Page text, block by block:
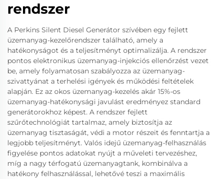
rendszer
A Perkins Silent Diesel Generátor szívében egy fejlett
üzemanyag-kezelőrendszer található, amely a
hatékonyságot és a teljesítményt optimalizálja. A rendszer
pontos elektronikus üzemanyag-injekciós ellenőrzést vezet
be, amely folyamatosan szabályozza az üzemanyag-
szivattyánat a terhelési igények és működési feltételek
alapján. Ez az okos üzemanyag-kezelés akár 15%-os
üzemanyag-hatékonysági javulást eredményez standard
generátorokhoz képest. A rendszer fejlett
szűrőtechnológiát tartalmaz, amely biztosítja az
üzemanyag tisztaságát, védi a motor részeit és fenntartja a
legjobb teljesítményt. Valós idejű üzemanyag-felhasználás
figyelése pontos adatokat nyújt a műveleti tervezéshez,
míg a nagy térfogatú üzemanyagtank, kombinálva a
hatékony felhasználással, lehetővé teszi a maximális